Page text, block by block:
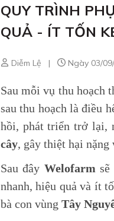
QUY TRÌNH
QUẢ - ÍT TỐN
Diễm Lệ | Ngày 03/
Sau mỗi vụ thu hoạch
sau thu hoạch là điều
hồi, phát triển trở lại,
cây, gây thiệt hại nặng
Sau đây Welofarm sẽ
nhanh, hiệu quả và ít
bà con vùng Tây